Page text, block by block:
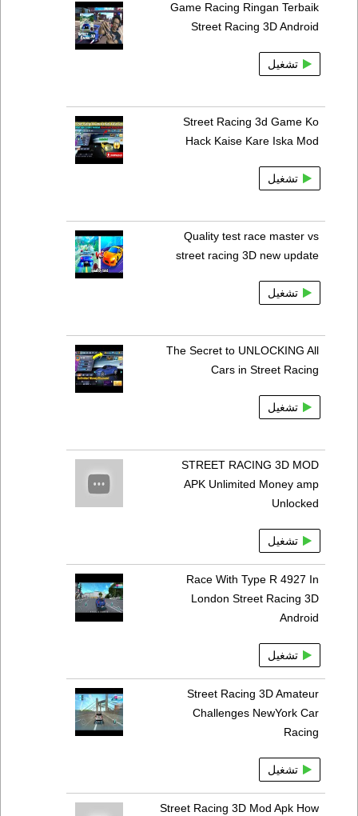
Game Racing Ringan Terbaik
Street Racing 3D Android
تشغيل
Street Racing 3d Game Ko
Hack Kaise Kare Iska Mod
تشغيل
Quality test race master vs
street racing 3D new update
تشغيل
The Secret to UNLOCKING All
Cars in Street Racing
تشغيل
STREET RACING 3D MOD
APK Unlimited Money amp
Unlocked
تشغيل
Race With Type R 4927 In
London Street Racing 3D
Android
تشغيل
Street Racing 3D Amateur
Challenges NewYork Car
Racing
تشغيل
Street Racing 3D Mod Apk How